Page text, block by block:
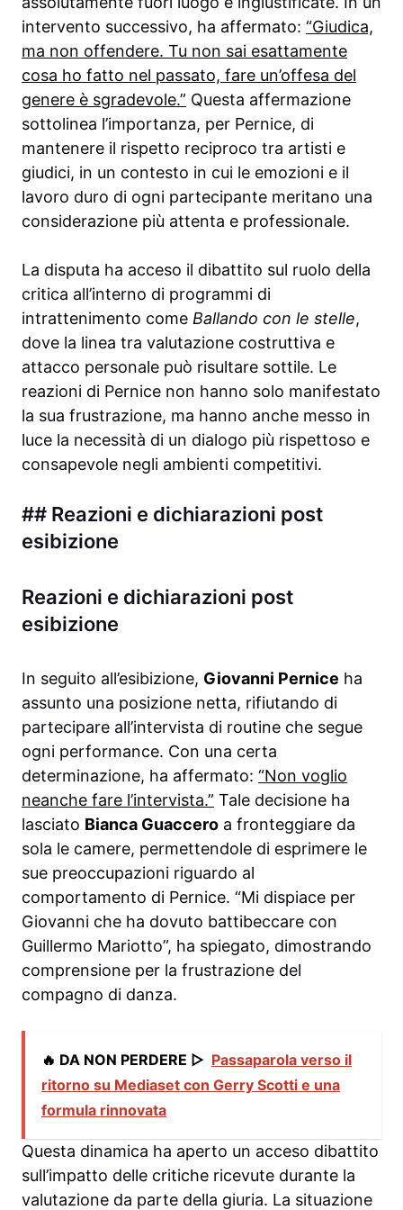
intervento successivo, ha affermato: “Giudica,
ma non offendere. Tu non sai esattamente
cosa ho fatto nel passato, fare un’offesa del
genere è sgradevole.” Questa affermazione
sottolinea l’importanza, per Pernice, di
mantenere il rispetto reciproco tra artisti e
giudici, in un contesto in cui le emozioni e il
lavoro duro di ogni partecipante meritano una
considerazione più attenta e professionale.
La disputa ha acceso il dibattito sul ruolo della
critica all’interno di programmi di
intrattenimento come Ballando con le stelle,
dove la linea tra valutazione costruttiva e
attacco personale può risultare sottile. Le
reazioni di Pernice non hanno solo manifestato
la sua frustrazione, ma hanno anche messo in
luce la necessità di un dialogo più rispettoso e
consapevole negli ambienti competitivi.
## Reazioni e dichiarazioni post
esibizione
Reazioni e dichiarazioni post
esibizione
In seguito all’esibizione, Giovanni Pernice ha
assunto una posizione netta, rifiutando di
partecipare all’intervista di routine che segue
ogni performance. Con una certa
determinazione, ha affermato: “Non voglio
neanche fare l’intervista.” Tale decisione ha
lasciato Bianca Guaccero a fronteggiare da
sola le camere, permettendole di esprimere le
sue preoccupazioni riguardo al
comportamento di Pernice. “Mi dispiace per
Giovanni che ha dovuto battibeccare con
Guillermo Mariotto”, ha spiegato, dimostrando
comprensione per la frustrazione del
compagno di danza.
🔥 DA NON PERDERE ▷ Passaparola verso il
ritorno su Mediaset con Gerry Scotti e una
formula rinnovata
Questa dinamica ha aperto un acceso dibattito
sull’impatto delle critiche ricevute durante la
valutazione da parte della giuria. La situazione